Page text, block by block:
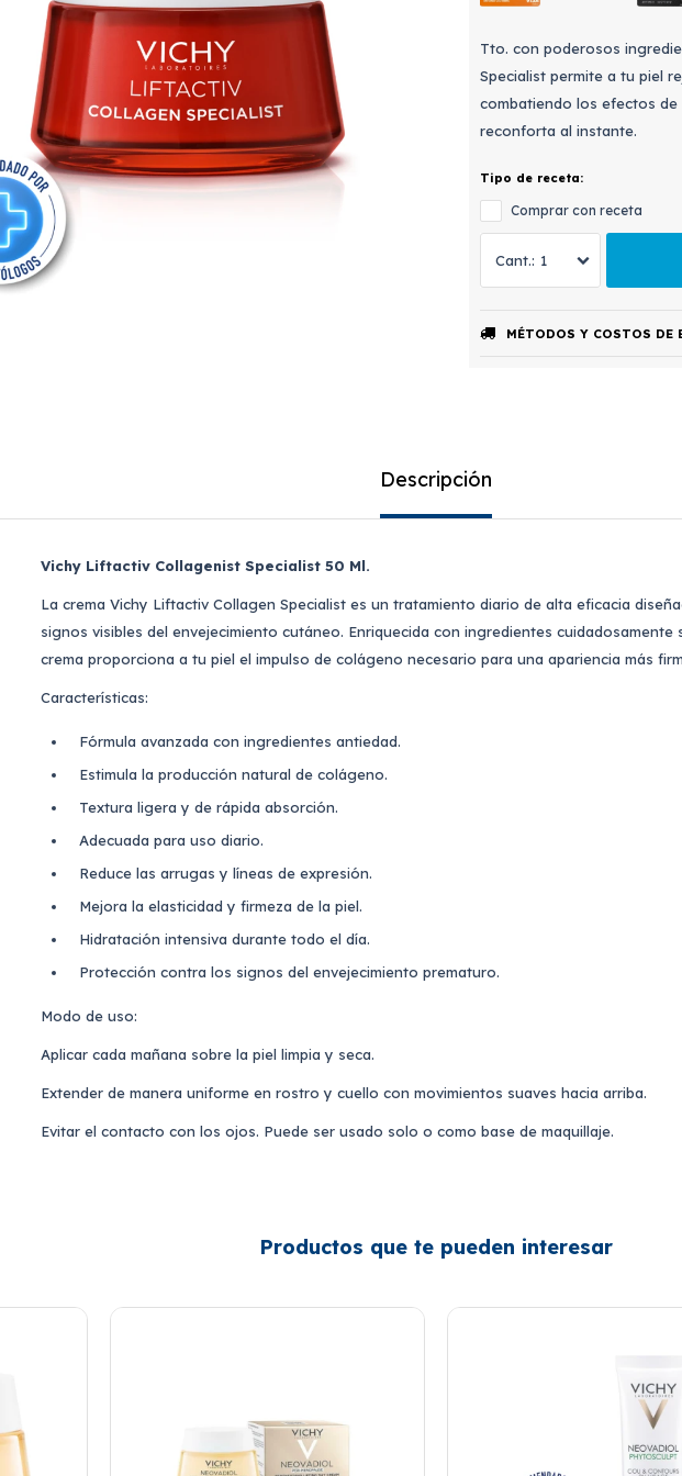
Tto. con poderosos
Specialist permite a tu piel
combatiendo los efectos de
reconforta al instante.
Tipo de receta:
Comprar con receta
1
MÉTODOS Y COSTOS DE
Descripción
Vichy Liftactiv Collagenist Specialist 50 Ml.
La crema Vichy Liftactiv Collagen Specialist es un tratamiento diario de alta eficacia
signos visibles del envejecimiento cutáneo. Enriquecida con ingredientes cuidadosamente
crema proporciona a tu piel el impulso de colágeno necesario para una apariencia más
Características:
Fórmula avanzada con ingredientes antiedad.
Estimula la producción natural de colágeno.
Textura ligera y de rápida absorción.
Adecuada para uso diario.
Reduce las arrugas y líneas de expresión.
Mejora la elasticidad y firmeza de la piel.
Hidratación intensiva durante todo el día.
Protección contra los signos del envejecimiento prematuro.
Modo de uso:
Aplicar cada mañana sobre la piel limpia y seca.
Extender de manera uniforme en rostro y cuello con movimientos suaves hacia arriba.
Evitar el contacto con los ojos. Puede ser usado solo o como base de maquillaje.
Productos que te pueden interesar